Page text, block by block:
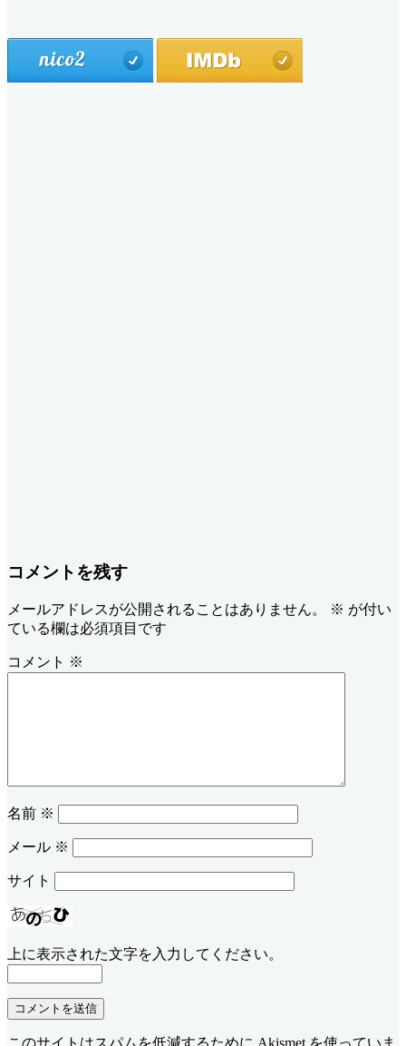
コメントを残す
メールアドレスが公開されることはありません。 ※ が付い
ている欄は必須項目です
コメント ※
名前 ※
メール ※
サイト
上に表示された文字を入力してください。